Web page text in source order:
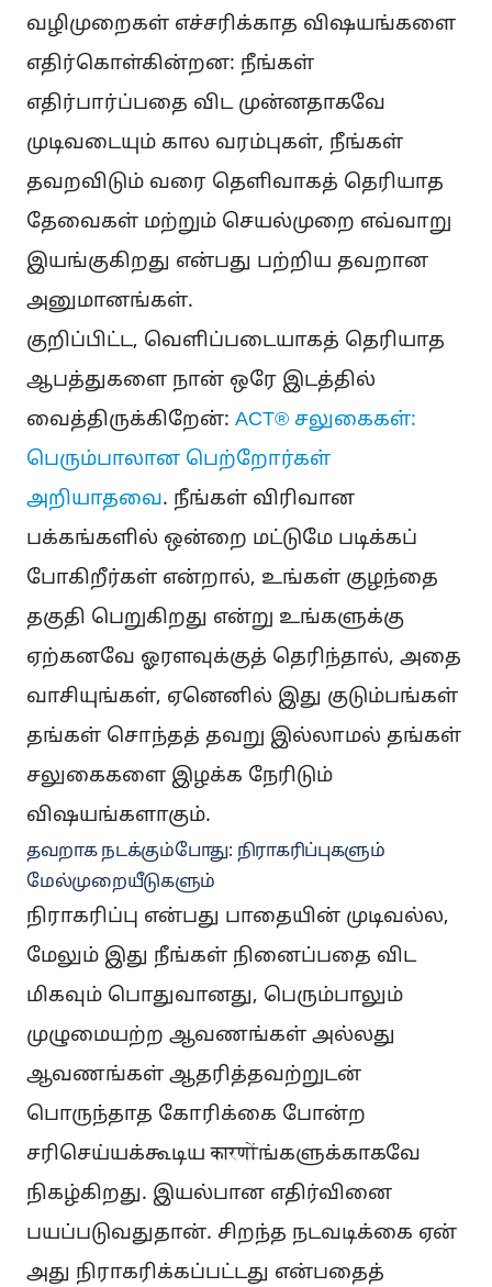
வழிமுறைகள் எச்சரிக்காத விஷயங்களை
எதிர்கொள்கின்றன: நீங்கள்
எதிர்பார்ப்பதை விட முன்னதாகவே
முடிவடையும் கால வரம்புகள், நீங்கள்
தவறவிடும் வரை தெளிவாகத் தெரியாத
தேவைகள் மற்றும் செயல்முறை எவ்வாறு
இயங்குகிறது என்பது பற்றிய தவறான
அனுமானங்கள்.
குறிப்பிட்ட, வெளிப்படையாகத் தெரியாத
ஆபத்துகளை நான் ஒரே இடத்தில்
வைத்திருக்கிறேன்: ACT® சலுகைகள்:
பெரும்பாலான பெற்றோர்கள்
அறியாதவை. நீங்கள் விரிவான
பக்கங்களில் ஒன்றை மட்டுமே படிக்கப்
போகிறீர்கள் என்றால், உங்கள் குழந்தை
தகுதி பெறுகிறது என்று உங்களுக்கு
ஏற்கனவே ஓரளவுக்குத் தெரிந்தால், அதை
வாசியுங்கள், ஏனெனில் இது குடும்பங்கள்
தங்கள் சொந்தத் தவறு இல்லாமல் தங்கள்
சலுகைகளை இழக்க நேரிடும்
விஷயங்களாகும்.
தவறாக நடக்கும்போது: நிராகரிப்புகளும்
மேல்முறையீடுகளும்
நிராகரிப்பு என்பது பாதையின் முடிவல்ல,
மேலும் இது நீங்கள் நினைப்பதை விட
மிகவும் பொதுவானது, பெரும்பாலும்
முழுமையற்ற ஆவணங்கள் அல்லது
ஆவணங்கள் ஆதரித்தவற்றுடன்
பொருந்தாத கோரிக்கை போன்ற
சரிசெய்யக்கூடிய कारणोंங்களுக்காகவே
நிகழ்கிறது. இயல்பான எதிர்வினை
பயப்படுவதுதான். சிறந்த நடவடிக்கை ஏன்
அது நிராகரிக்கப்பட்டது என்பதைத்